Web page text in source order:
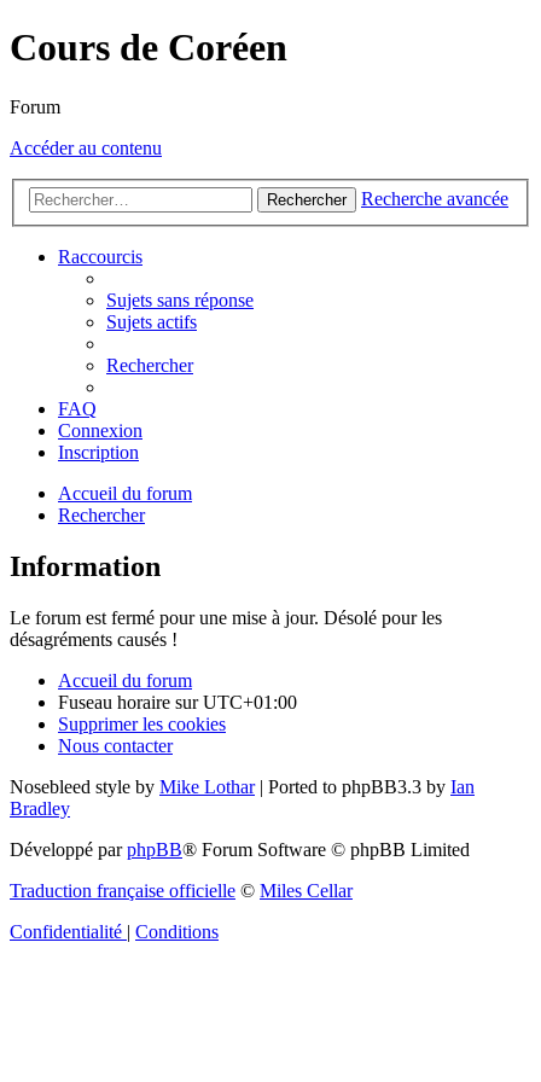
Cours de Coréen
Forum
Accéder au contenu
Rechercher Recherche avancée
Raccourcis
Sujets sans réponse
Sujets actifs
Rechercher
FAQ
Connexion
Inscription
Accueil du forum
Rechercher
Information
Le forum est fermé pour une mise à jour. Désolé pour les
désagréments causés !
Accueil du forum
Fuseau horaire surUTC+01:00
Supprimer les cookies
Nous contacter
Nosebleed style by Mike Lothar| Ported to phpBB3.3 by Ian
Bradley
Développé parphpBB® Forum Software © phpBB Limited
Traduction française officielle © Miles Cellar
Confidentialité | Conditions